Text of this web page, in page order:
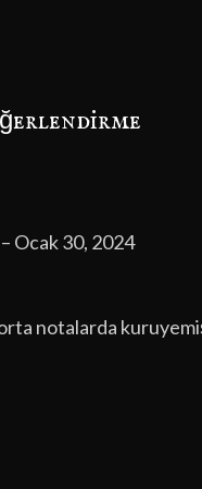
– Ocak 30, 2024
notalarda